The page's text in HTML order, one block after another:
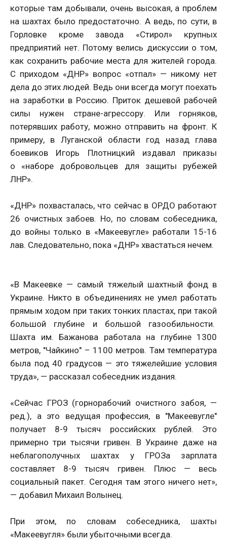
которые там добывали, очень высокая, а проблем
на шахтах было предостаточно. А ведь, по сути, в
Горловке кроме завода «Стирол» крупных
предприятий нет. Потому велись дискуссии о том,
как сохранить рабочие места для жителей города.
С приходом «ДНР» вопрос «отпал» — никому нет
дела до этих людей. Ведь они всегда могут поехать
на заработки в Россию. Приток дешевой рабочей
силы нужен стране-агрессору. Или горняков,
потерявших работу, можно отправить на фронт. К
примеру, в Луганской области год назад глава
боевиков Игорь Плотницкий издавал приказы
о «наборе добровольцев для защиты рубежей
ЛНР».
«ДНР» похвасталась, что сейчас в ОРДО работают
26 очистных забоев. Но, по словам собеседника,
до войны только в «Макеевугле» работали 15-16
лав. Следовательно, пока «ДНР» хвастаться нечем.
«В Макеевке — самый тяжелый шахтный фонд в
Украине. Никто в объединениях не умел работать
прямым ходом при таких тонких пластах, при такой
большой глубине и большой газообильности.
Шахта им. Бажанова работала на глубине 1300
метров, "Чайкино" – 1100 метров. Там температура
была под 40 градусов — это тяжелейшие условия
труда», — рассказал собеседник издания.
«Сейчас ГРОЗ (горнорабочий очистного забоя, —
ред.), а это ведущая профессия, в "Макеевугле"
получает 8-9 тысяч российских рублей. Это
примерно три тысячи гривен. В Украине даже на
неблагополучных шахтах у ГРОЗа зарплата
составляет 8-9 тысяч гривен. Плюс — весь
социальный пакет. Сегодня там этого ничего нет»,
— добавил Михаил Волынец.
При этом, по словам собеседника, шахты
«Макеевугля» были убыточными всегда.